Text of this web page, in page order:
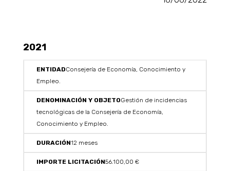
2021
Consejería de Economía, Conocimiento y
Empleo.
Gestión de incidencias
tecnológicas de la Consejería de Economía,
Conocimiento y Empleo.
12 meses
56.100,00 €